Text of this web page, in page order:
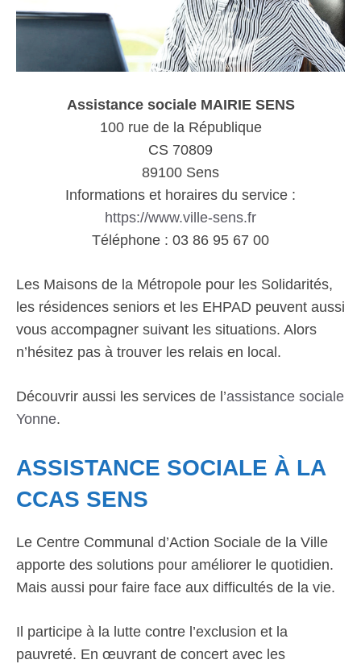
Assistance sociale MAIRIE SENS
100 rue de la République
CS 70809
89100 Sens
Informations et horaires du service :
https://www.ville-sens.fr
Téléphone : 03 86 95 67 00
Les Maisons de la Métropole pour les Solidarités,
les résidences seniors et les EHPAD peuvent aussi
vous accompagner suivant les situations. Alors
n’hésitez pas à trouver les relais en local.
Découvrir aussi les services de l’assistance sociale
Yonne.
ASSISTANCE SOCIALE À LA
CCAS SENS
Le Centre Communal d’Action Sociale de la Ville
apporte des solutions pour améliorer le quotidien.
Mais aussi pour faire face aux difficultés de la vie.
Il participe à la lutte contre l’exclusion et la
pauvreté. En œuvrant de concert avec les